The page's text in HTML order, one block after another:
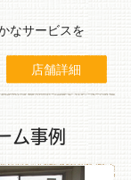
なサービスを
店舗詳細
ム事例